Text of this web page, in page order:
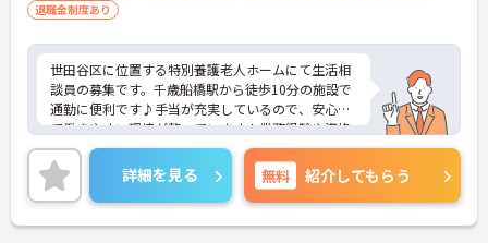
退職金制度あり
世田谷区に位置する特別養護老人ホームにて生活相
談員の募集です。千歳船橋駅から徒歩10分の施設で
通勤に便利です♪手当が充実しているので、安心し
て働きやすい環境が整っています！業務経験や資格
をぜひ職場で活かしてみませんか？ご興味ある方は
面接ポイントをお伝えしますので、お気軽にご連絡
ください。
詳細を見る 無料 紹介してもらう